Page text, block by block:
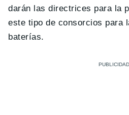
darán las directrices para la
este tipo de consorcios para
baterías.